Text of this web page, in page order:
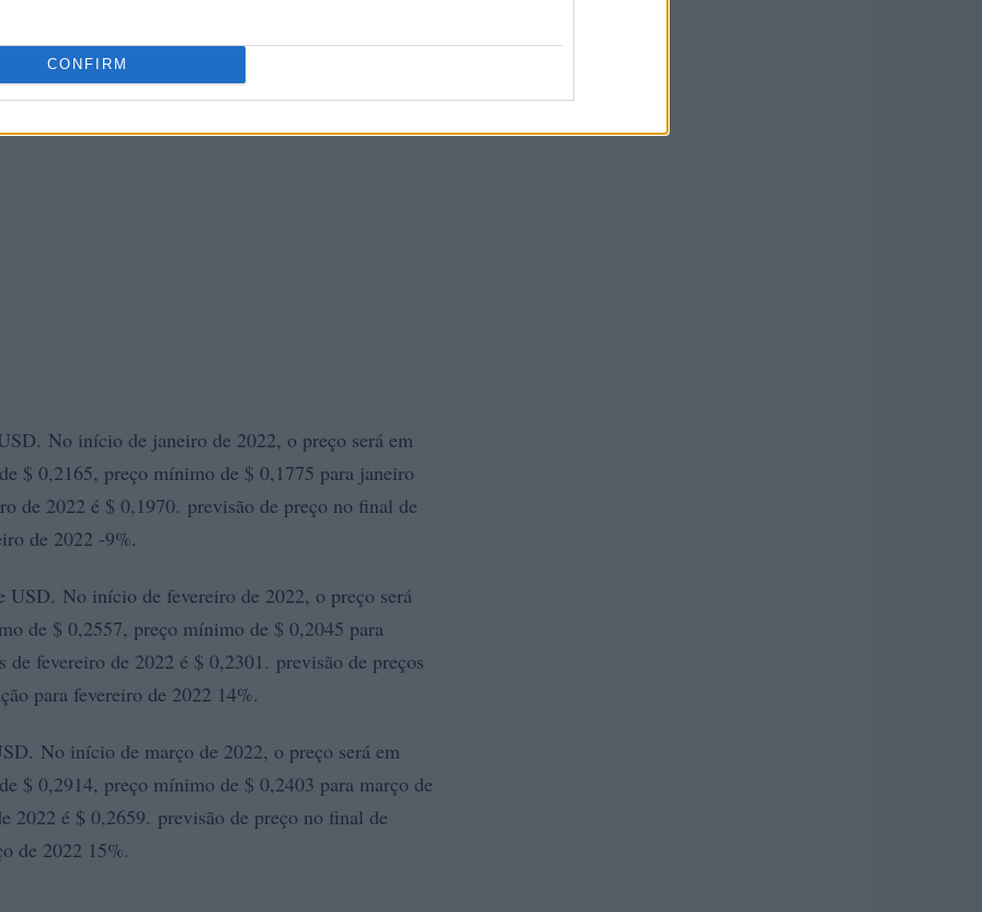
CONFIRM
No início de janeiro de 2022, o preço será em
$ 0,2165, preço mínimo de $ 0,1775 para janeiro
de 2022 é $ 0,1970. previsão de preço no final de
de 2022 -9%.
USD. No início de fevereiro de 2022, o preço será
de $ 0,2557, preço mínimo de $ 0,2045 para
fevereiro de 2022 é $ 0,2301. previsão de preços
para fevereiro de 2022 14%.
No início de março de 2022, o preço será em
$ 0,2914, preço mínimo de $ 0,2403 para março de
2022 é $ 0,2659. previsão de preço no final de
de 2022 15%.